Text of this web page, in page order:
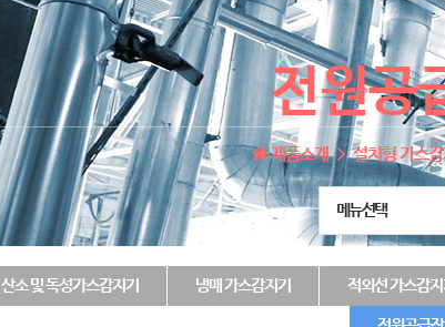
전원공
제품소개 설치형 가스
메뉴선택
산소 및 독성가스감지기 냉매 가스감지기 적외선 가스감지